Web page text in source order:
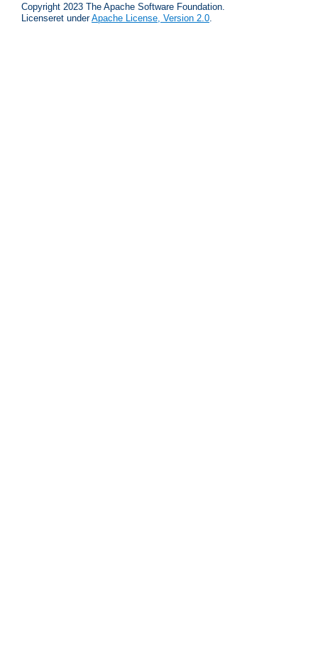
Copyright 2023 The Apache Software Foundation.
Licenseret underApache License, Version 2.0